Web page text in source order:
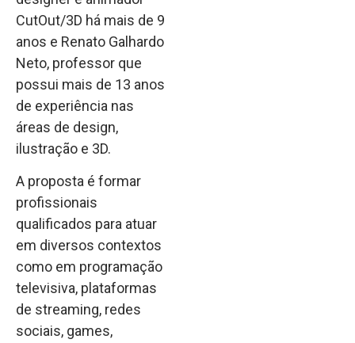
CutOut/3D há mais de 9
anos e Renato Galhardo
Neto, professor que
possui mais de 13 anos
de experiência nas
áreas de design,
ilustração e 3D.
A proposta é formar
profissionais
qualificados para atuar
em diversos contextos
como em programação
televisiva, plataformas
de streaming, redes
sociais, games,